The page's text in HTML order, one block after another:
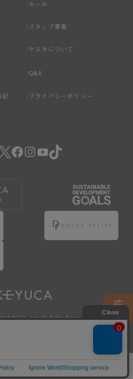
セール
スタッフ募集
ケユカについて
Q&A
記 プライバシーポリシー
Co., Ltd. All Rights Reserved.